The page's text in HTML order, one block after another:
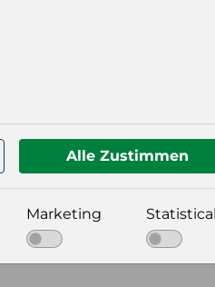
Alle Zustimmen
Marketing